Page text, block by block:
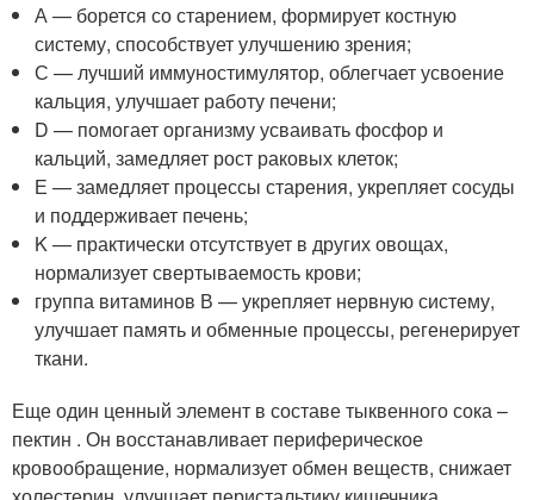
А — борется со старением, формирует костную
систему, способствует улучшению зрения;
С — лучший иммуностимулятор, облегчает усвоение
кальция, улучшает работу печени;
D — помогает организму усваивать фосфор и
кальций, замедляет рост раковых клеток;
Е — замедляет процессы старения, укрепляет сосуды
и поддерживает печень;
K — практически отсутствует в других овощах,
нормализует свертываемость крови;
группа витаминов В — укрепляет нервную систему,
улучшает память и обменные процессы, регенерирует
ткани.
Еще один ценный элемент в составе тыквенного сока –
пектин . Он восстанавливает периферическое
кровообращение, нормализует обмен веществ, снижает